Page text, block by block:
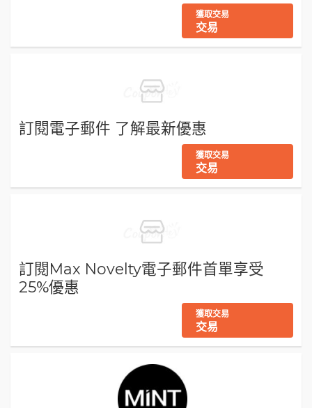
獲取交易
交易
訂閱電子郵件 了解最新優惠
獲取交易
交易
訂閱Max Novelty電子郵件首單享受
25%優惠
獲取交易
交易